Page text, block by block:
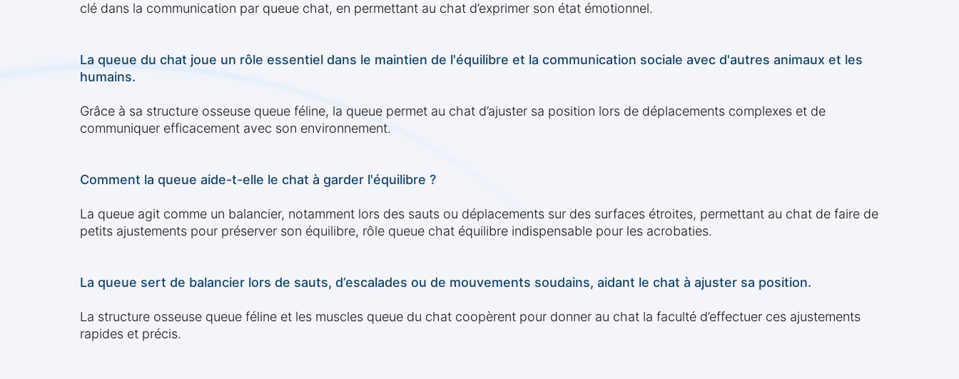
clé dans la communication par queue chat, en permettant au chat d’exprimer son état émotionnel.
La queue du chat joue un rôle essentiel dans le maintien de l'équilibre et la communication sociale avec d'autres animaux et les
humains.
Grâce à sa structure osseuse queue féline, la queue permet au chat d’ajuster sa position lors de déplacements complexes et de
communiquer efficacement avec son environnement.
Comment la queue aide-t-elle le chat à garder l'équilibre ?
La queue agit comme un balancier, notamment lors des sauts ou déplacements sur des surfaces étroites, permettant au chat de faire de
petits ajustements pour préserver son équilibre, rôle queue chat équilibre indispensable pour les acrobaties.
La queue sert de balancier lors de sauts, d’escalades ou de mouvements soudains, aidant le chat à ajuster sa position.
La structure osseuse queue féline et les muscles queue du chat coopèrent pour donner au chat la faculté d’effectuer ces ajustements
rapides et précis.